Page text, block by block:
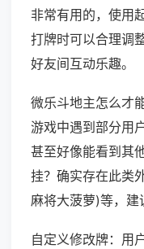
非常有用的，使用
打牌时可以合理调
好友间互动乐趣。
微乐斗地主怎么才
游戏中遇到部分用
甚至好像能看到其
挂？确实存在此类
麻将大菠萝)等，建
自定义修改牌：用